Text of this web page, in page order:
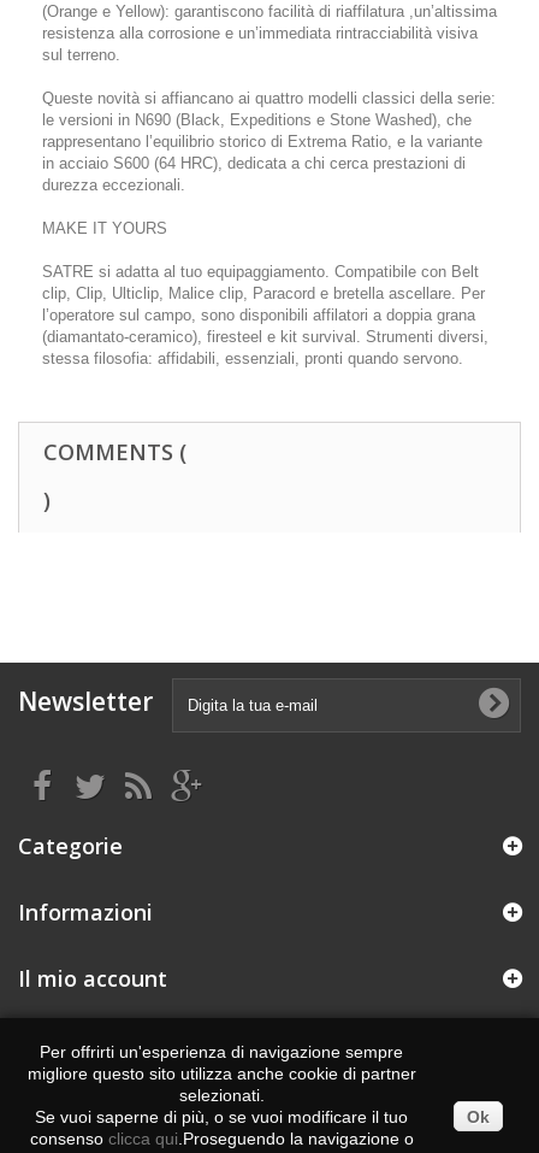
(Orange e Yellow): garantiscono facilità di riaffilatura ,un’altissima
resistenza alla corrosione e un’immediata rintracciabilità visiva
sul terreno.
Queste novità si affiancano ai quattro modelli classici della serie:
le versioni in N690 (Black, Expeditions e Stone Washed), che
rappresentano l’equilibrio storico di Extrema Ratio, e la variante
in acciaio S600 (64 HRC), dedicata a chi cerca prestazioni di
durezza eccezionali.
MAKE IT YOURS
SATRE si adatta al tuo equipaggiamento. Compatibile con Belt
clip, Clip, Ulticlip, Malice clip, Paracord e bretella ascellare. Per
l’operatore sul campo, sono disponibili affilatori a doppia grana
(diamantato-ceramico), firesteel e kit survival. Strumenti diversi,
stessa filosofia: affidabili, essenziali, pronti quando servono.
COMMENTS (
)
Newsletter
Categorie
Informazioni
Il mio account
Informazioni negozio
Per offrirti un'esperienza di navigazione sempre
migliore questo sito utilizza anche cookie di partner
selezionati.
Se vuoi saperne di più, o se vuoi modificare il tuo
consenso clicca qui .Proseguendo la navigazione o
Ok
Realizzato da : eCommerce solutions Degiweb.it